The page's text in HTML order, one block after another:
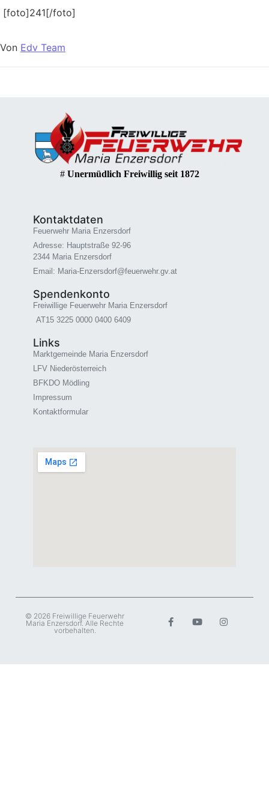
[foto]241[/foto]
Von Edv Team
# Unermüdlich Freiwillig seit 1872
Kontaktdaten
Feuerwehr Maria Enzersdorf
Adresse: Hauptstraße 92-96
2344 Maria Enzersdorf
Email: Maria-Enzersdorf@feuerwehr.gv.at
Spendenkonto
Freiwillige Feuerwehr Maria Enzersdorf
AT15 3225 0000 0400 6409
Links
Marktgemeinde Maria Enzersdorf
LFV Niederösterreich
BFKDO Mödling
Impressum
Kontaktformular
© 2026 Freiwillige Feuerwehr
Maria Enzersdorf. Alle Rechte
vorbehalten.